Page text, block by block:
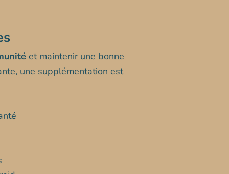
et maintenir une bonne
une supplémentation est